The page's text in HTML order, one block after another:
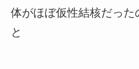
体がほぼ仮性結核だった
と